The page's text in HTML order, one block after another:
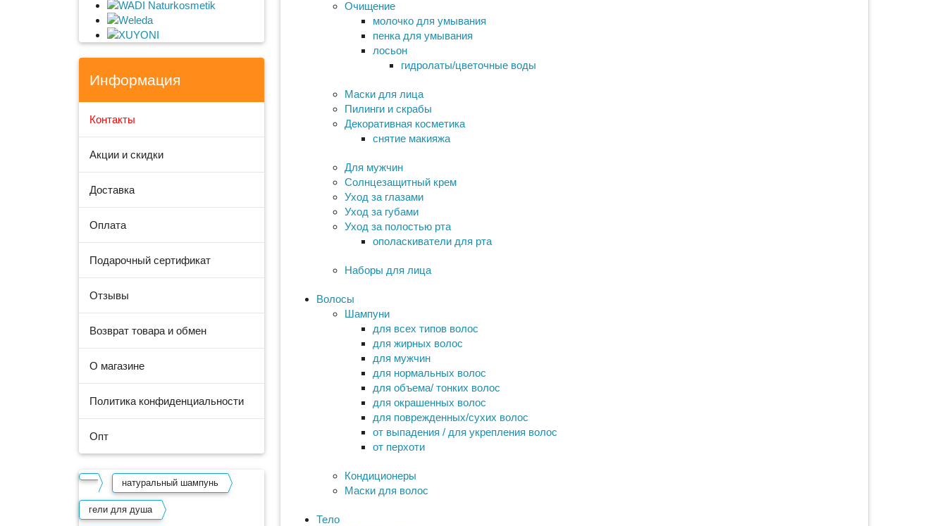
WADI Naturkosmetik
Weleda
XUYONI
Информация
Контакты
Акции и скидки
Доставка
Оплата
Подарочный сертификат
Отзывы
Возврат товара и обмен
О магазине
Политика конфиденциальности
Опт
натуральный шампунь
гели для душа
Очищение
молочко для умывания
пенка для умывания
лосьон
гидролаты/цветочные воды
Маски для лица
Пилинги и скрабы
Декоративная косметика
снятие макияжа
Для мужчин
Солнцезащитный крем
Уход за глазами
Уход за губами
Уход за полостью рта
ополаскиватели для рта
Наборы для лица
Волосы
Шампуни
для всех типов волос
для жирных волос
для мужчин
для нормальных волос
для объема/ тонких волос
для окрашенных волос
для поврежденных/сухих волос
от выпадения / для укрепления волос
от перхоти
Кондиционеры
Маски для волос
Тело